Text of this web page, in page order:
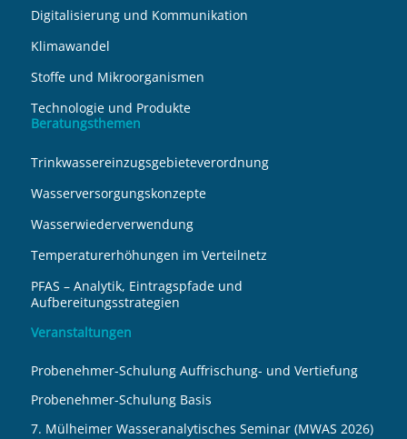
Digitalisierung und Kommunikation
Klimawandel
Stoffe und Mikroorganismen
Technologie und Produkte
Beratungsthemen
Trinkwassereinzugsgebieteverordnung
Wasserversorgungskonzepte
Wasserwiederverwendung
Temperaturerhöhungen im Verteilnetz
PFAS – Analytik, Eintragspfade und
Aufbereitungsstrategien
Veranstaltungen
Probenehmer-Schulung Auffrischung- und Vertiefung
Probenehmer-Schulung Basis
7. Mülheimer Wasseranalytisches Seminar (MWAS 2026)